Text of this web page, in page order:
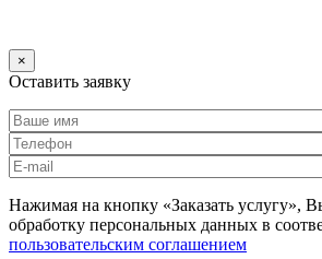
×
Оставить заявку
Нажимая на кнопку «Заказать услугу»,
обработку персональных данных в
пользовательским соглашением